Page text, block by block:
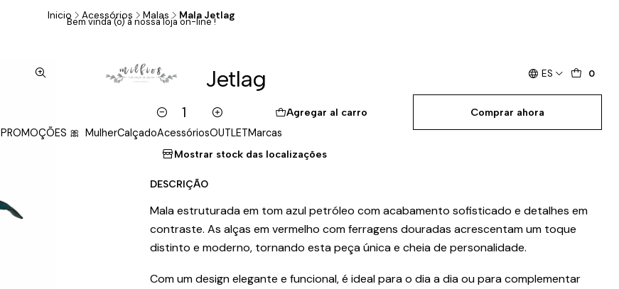
ES 0
PROMOÇÕES 🎀 MulherCalçadoAcessóriosOUTLETMarcas
Bem vinda (o) à nossa loja on-line !
Inicio Acessórios Malas Mala Jetlag
Mala Jetlag
Cantidad
Agregar al carro Comprar ahora
Mostrar stock das localizações
DESCRIÇÃO
Mala estruturada em tom azul petróleo com acabamento sofisticado e detalhes em
contraste. As alças em vermelho com ferragens douradas acrescentam um toque
distinto e moderno, tornando esta peça única e cheia de personalidade.
Com um design elegante e funcional, é ideal para o dia a dia ou para complementar